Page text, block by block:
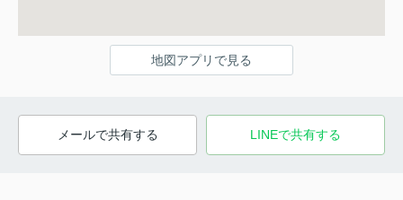
地図アプリで見る
メールで共有する LINEで共有する